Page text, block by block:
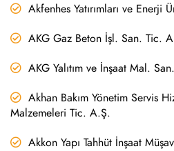
Akfenhes Yatırımları ve Enerji
AKG Gaz Beton İşl. San. Tic.
AKG Yalıtım ve İnşaat Mal.
Akhan Bakım Yönetim Servis
Malzemeleri Tic. A.Ş.
Akkon Yapı Tahhüt İnşaat